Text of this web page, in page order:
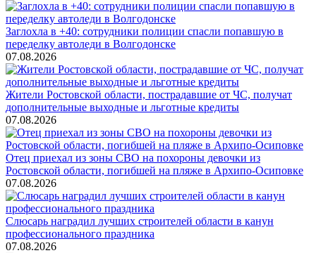
Заглохла в +40: сотрудники полиции спасли попавшую в
переделку автоледи в Волгодонске
07.08.2026
Жители Ростовской области, пострадавшие от ЧС, получат
дополнительные выходные и льготные кредиты
07.08.2026
Отец приехал из зоны СВО на похороны девочки из
Ростовской области, погибшей на пляже в Архипо-Осиповке
07.08.2026
Слюсарь наградил лучших строителей области в канун
профессионального праздника
07.08.2026